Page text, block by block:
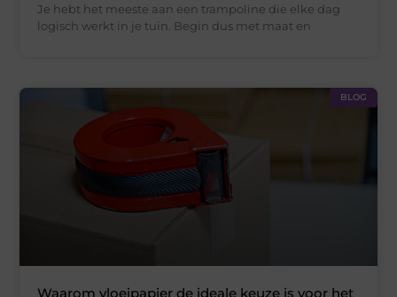
Je hebt het meeste aan een trampoline die elke dag
logisch werkt in je tuin. Begin dus met maat en
BLOG
Waarom vloeipapier de ideale keuze is voor het